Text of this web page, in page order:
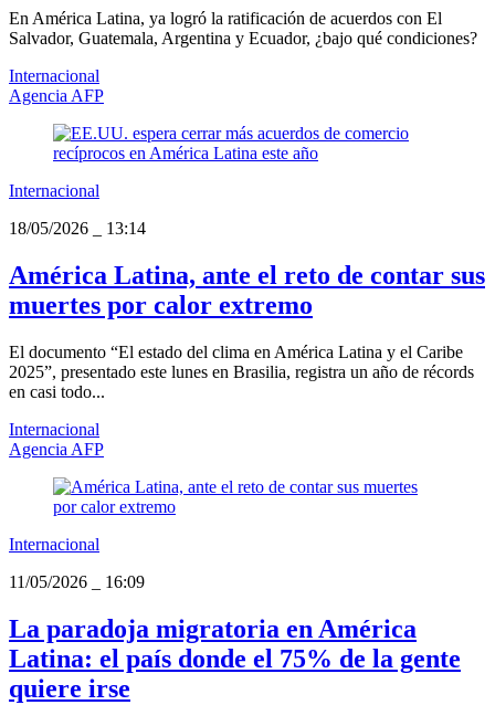
En América Latina, ya logró la ratificación de acuerdos con El
Salvador, Guatemala, Argentina y Ecuador, ¿bajo qué condiciones?
Internacional
Agencia AFP
Internacional
18/05/2026
13:14
América Latina, ante el reto de contar sus
muertes por calor extremo
El documento “El estado del clima en América Latina y el Caribe
2025”, presentado este lunes en Brasilia, registra un año de récords
en casi todo...
Internacional
Agencia AFP
Internacional
11/05/2026
16:09
La paradoja migratoria en América
Latina: el país donde el 75% de la gente
quiere irse